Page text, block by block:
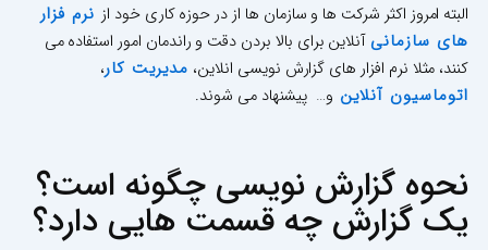
البته امروز اکثر شرکت ها و سازمان ها از در حوزه کاری خود ازنرم فزار
های سازمانی آنلاین برای بالا بردن دقت و راندمان امور استفاده می
کنند، مثلا نرم افزار های گزارش نویسی انلاین، مدیریت کار،
اتوماسیون آنلاین و… پیشنهاد می شوند.
نحوه گزارش نویسی چگونه است؟
یک گزارش چه قسمت هایی دارد؟